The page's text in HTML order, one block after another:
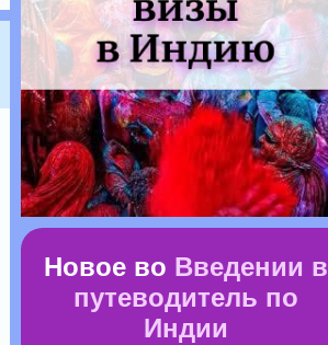
Новое во Введении в
путеводитель по
Индии